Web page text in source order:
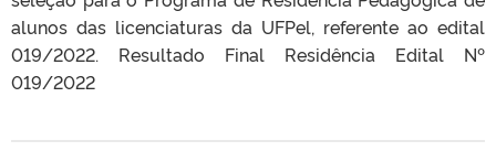
alunos das licenciaturas da UFPel, referente ao edital
019/2022. Resultado Final Residência Edital Nº
019/2022